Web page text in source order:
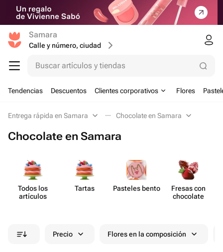
Samara
Calle y número, ciudad
Buscar artículos y tiendas
Tendencias Descuentos Clientes corporativos Flores
Entrega rápida en Samara Chocolate en Samara
Chocolate en Samara
Todos los
artículos
Tartas Pasteles bento
Fresas con
chocolate
Precio Flores en la composición